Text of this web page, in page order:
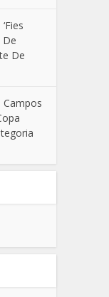
De
De
Campos